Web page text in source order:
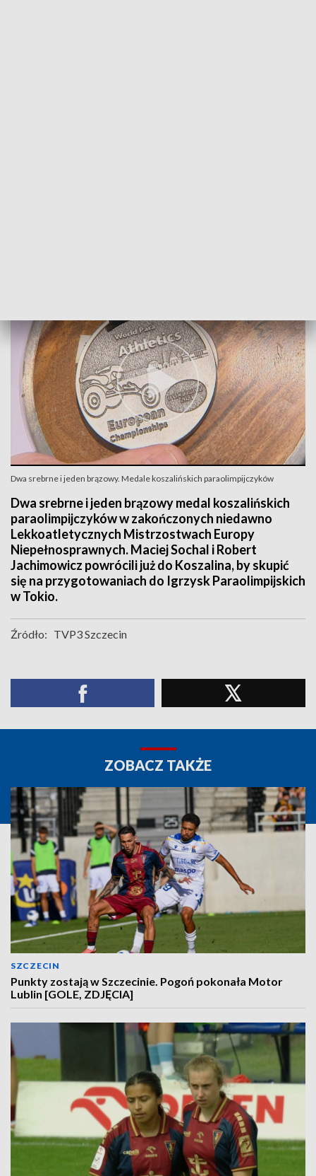
Dwa srebrne i jeden brązowy. Medale koszalińskich paraolimpijczyków
Dwa srebrne i jeden brązowy medal koszalińskich
paraolimpijczyków w zakończonych niedawno
Lekkoatletycznych Mistrzostwach Europy
Niepełnosprawnych. Maciej Sochal i Robert
Jachimowicz powrócili już do Koszalina, by skupić
się na przygotowaniach do Igrzysk Paraolimpijskich
w Tokio.
Źródło: TVP3 Szczecin
ZOBACZ TAKŻE
SZCZECIN
Punkty zostają w Szczecinie. Pogoń pokonała Motor
Lublin [GOLE, ZDJĘCIA]